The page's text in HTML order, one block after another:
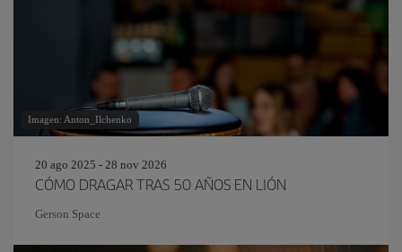
Imagen: Anton_Ilchenko
20 ago 2025 - 28 nov 2026
CÓMO DRAGAR TRAS 50 AÑOS EN LIÓN
Gerson Space